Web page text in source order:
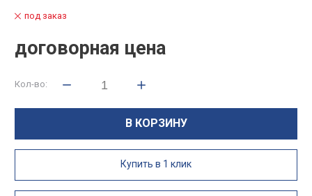
под заказ
договорная цена
Кол-во:
В КОРЗИНУ
Купить в 1 клик